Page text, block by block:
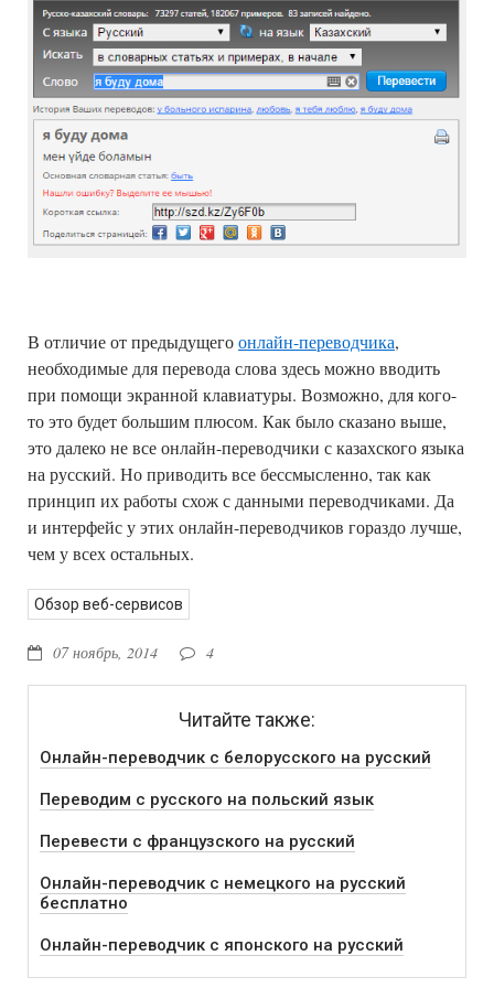
В отличие от предыдущегоонлайн-переводчика,
необходимые для перевода слова здесь можно вводить
при помощи экранной клавиатуры. Возможно, для кого-
то это будет большим плюсом. Как было сказано выше,
это далеко не все онлайн-переводчики с казахского языка
на русский. Но приводить все бессмысленно, так как
принцип их работы схож с данными переводчиками. Да
и интерфейс у этих онлайн-переводчиков гораздо лучше,
чем у всех остальных.
Обзор веб-сервисов
07 ноябрь, 2014 4
Читайте также:
Онлайн-переводчик с белорусского на русский
Переводим с русского на польский язык
Перевести с французского на русский
Онлайн-переводчик с немецкого на русский
бесплатно
Онлайн-переводчик с японского на русский